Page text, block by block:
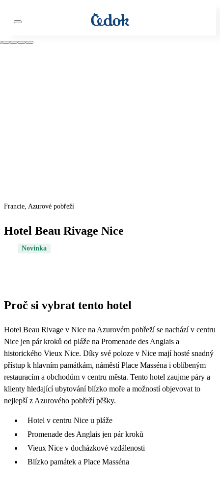
Francie, Azurové pobřeží
Hotel Beau Rivage Nice
Novinka
Proč si vybrat tento hotel
Hotel Beau Rivage v Nice na Azurovém pobřeží se nachází v centru
Nice jen pár kroků od pláže na Promenade des Anglais a
historického Vieux Nice. Díky své poloze v Nice mají hosté snadný
přístup k hlavním památkám, náměstí Place Masséna i oblíbeným
restauracím a obchodům v centru města. Tento hotel zaujme páry a
klienty hledající ubytování blízko moře a možností objevovat to
nejlepší z Azurového pobřeží pěšky.
Hotel v centru Nice u pláže
Promenade des Anglais jen pár kroků
Vieux Nice v docházkové vzdálenosti
Blízko památek a Place Masséna